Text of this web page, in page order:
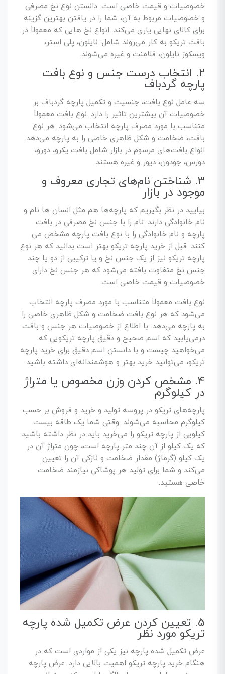
خصوصیات و قیمت خاصی است. دانستن نوع نخ مصرفی
و خصوصیات مربوط به آن، شما را در یافتن بهترین گزینه
برای کالای نهایی یاری می‌کند. انواع نخ هایی که معمولاً در
بافت تریکو به کار می‌روند شامل: نایلون، پلی استر،
ویسکوز نایلون، فلامنت و غیره می‌شوند.
2. انتخاب درست جنس و نوع بافت
پارچه گردباف
سه عامل نوع بافت، جنسیت و تکمیل پارچه گردباف بر
خصوصیات آن بیشترین تاثیر را دارد. نوع بافت معمولاً
متناسب با مورد مصرف پارچه انتخاب می‌شود. هر نوع
بافت، ضخامت و شکل ظاهری خاصی را به پارچه می‌دهد.
انواع بافت‌های مرسوم در بازار شامل بافت یکرو، دورو،
دورس، جودون، دیور و غیره هستند.
3. شناختن نام‌های تجاری معروف و
موجود در بازار
بیایید در نظر بگیریم که پارچه‌ها هم مثل انسان ها نام و
نام خانوادگی دارند. نام را با جنس نخ مصرفی در بافت
پارچه و نام خانوادگی را با نوع بافت پارچه مشخص می
کنند. قبل از خرید پارچه تریکو بهتر است بدانید که هر نوع
پارچه تریکو نیز از یک جنس نخ و یا ترکیبی از دو یا چند
جنس نخ متفاوت بافته می‌شود که هر جنس نخ دارای
خصوصیات و قیمت خاصی است.
نوع بافت معمولاً متناسب با مورد مصرف پارچه انتخاب
می‌شود که هر نوع بافت ضخامت و شکل ظاهری خاصی را
به پارچه می‌دهد. با اطلاع از خصوصیات هر جنس و بافت
درمی‌یابید که اسم صحیح و دقیق پارچه تریکویی که
می‌خواهید چیست و با دانستن اسم دقیق برای خرید پارچه
تریکو، می‌توانید خرید بهتر و هوشمندانه‌ای داشته باشید.
4. مشخص کردن وزن مخصوص یا متراژ
در کیلوگرم
پارچه‌های تریکو در پروسه تولید و خرید و فروش بر حسب
کیلوگرم محاسبه می‌شوند. وقتی شما یک طاقه بیست
کیلویی از پارچه تریکو را می‌خرید باید در نظر داشته باشید
که یک کیلو از آن چند متر پارچه است، چون متراژ آن در
یک کیلو (گرماژ) مقدار ضخامت و نازکی آن را تعیین
می‌کند و شما برای تولید هر پوشاکی نیازمند ضخامت
خاصی هستید.
5. تعیین کردن عرض تکمیل شده پارچه
تریکو مورد نظر
عرض تکمیل شده پارچه نیز یکی از مواردی است که در
هنگام خرید پارچه تریکو اهمیت بالایی دارد. عرض پارچه